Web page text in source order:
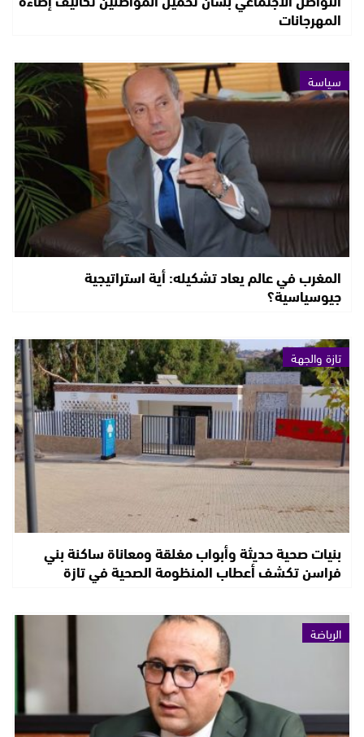
المهرجانات
سياسة
المغرب في عالم يعاد تشكيله: أية استراتيجية
جيوسياسية؟
تازة والجهة
بنيات صحية حديثة وأبواب مغلقة ومعاناة ساكنة بني
فراسن تكشف أعطاب المنظومة الصحية في تازة
الرياضة